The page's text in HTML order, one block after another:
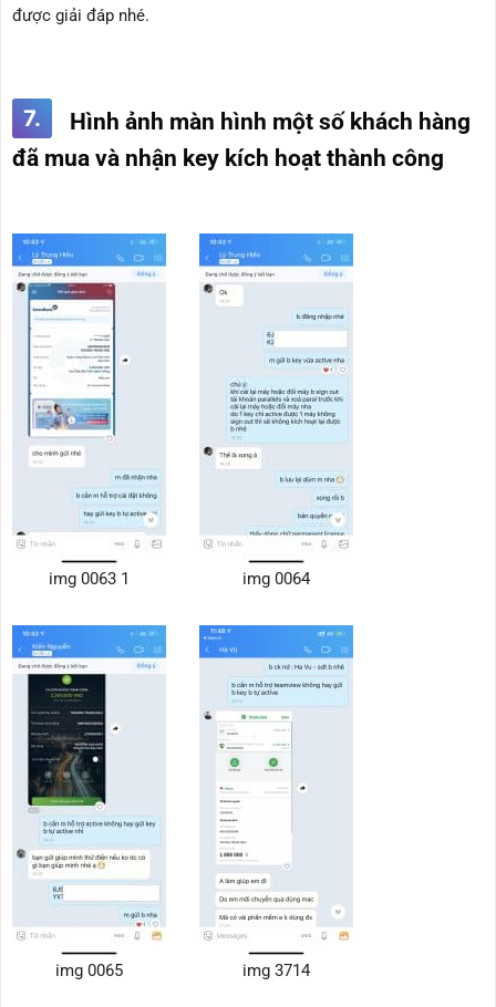
được giải đáp nhé.
7.
Hình ảnh màn hình một số khách hàng
đã mua và nhận key kích hoạt thành công
img 0063 1 img 0064
img 0065 img 3714